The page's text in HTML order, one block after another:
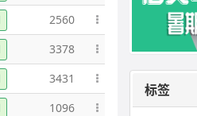
2560
3378
3431
1096
标签